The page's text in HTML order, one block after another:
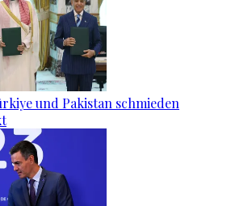
und Pakistan schmieden